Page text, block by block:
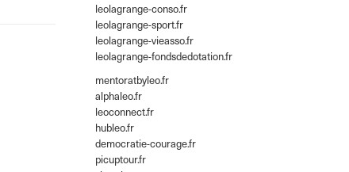
leolagrange-conso.fr
leolagrange-sport.fr
leolagrange-vieasso.fr
leolagrange-fondsdedotation.fr
mentoratbyleo.fr
alphaleo.fr
leoconnect.fr
hubleo.fr
democratie-courage.fr
picuptour.fr